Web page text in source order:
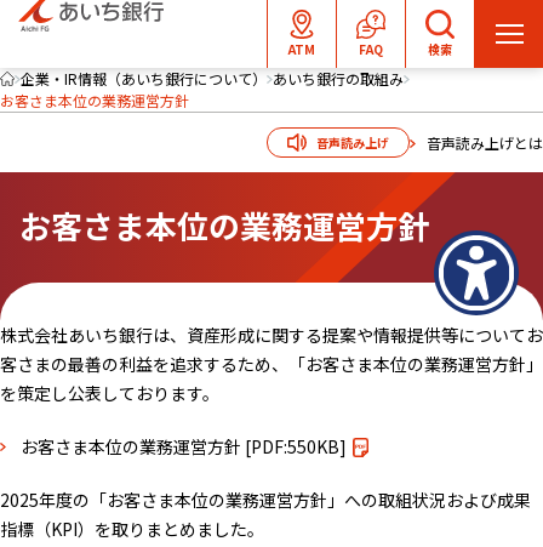
ATM FAQ 検索
メ
ニ
ュ
ー
企業・IR情報（あいち銀行について）
あいち銀行の取組み
お客さま本位の業務運営方針
音声読み上げ 音声読み上げとは
お客さま本位の業務運営方針
株式会社あいち銀行は、資産形成に関する提案や情報提供等についてお
客さまの最善の利益を追求するため、「お客さま本位の業務運営方針」
を策定し公表しております。
お客さま本位の業務運営方針 [PDF:550KB]
2025年度の「お客さま本位の業務運営方針」への取組状況および成果
指標（KPI）を取りまとめました。